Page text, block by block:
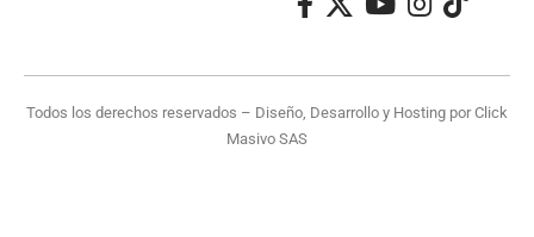
Todos los derechos reservados – Diseño, Desarrollo y Hosting porClick
Masivo SAS